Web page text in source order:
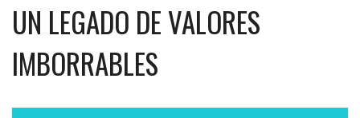
UN LEGADO DE VALORES
IMBORRABLES